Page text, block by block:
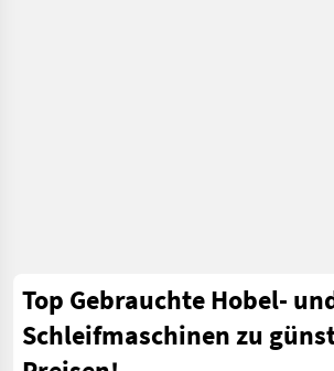
Top Gebrauchte Hobel-
Schleifmaschinen zu